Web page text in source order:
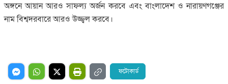
অঙ্গনে আয়ান আরও সাফল্য অর্জন করবে এবং বাংলাদেশ ও নারায়ণগঞ্জের
নাম বিশ্বদরবারে আরও উজ্জ্বল করবে।
ফটোকার্ড